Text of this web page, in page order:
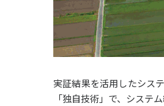
実証結果を活用したシス
「独自技術」で、システ